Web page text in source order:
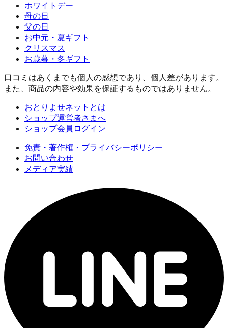
ホワイトデー
母の日
父の日
お中元・夏ギフト
クリスマス
お歳暮・冬ギフト
口コミはあくまでも個人の感想であり、個人差があります。
また、商品の内容や効果を保証するものではありません。
おとりよせネットとは
ショップ運営者さまへ
ショップ会員ログイン
免責・著作権・プライバシーポリシー
お問い合わせ
メディア実績